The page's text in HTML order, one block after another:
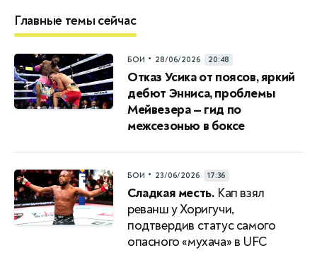
Главные темы сейчас
БОИ • 28/06/2026 20:48
Отказ Усика от поясов, яркий
дебют Энниса, проблемы
Мейвезера — гид по
межсезонью в боксе
БОИ • 23/06/2026 17:36
Сладкая месть. Кап взял
реванш у Хоригучи,
подтвердив статус самого
опасного «мухача» в UFC